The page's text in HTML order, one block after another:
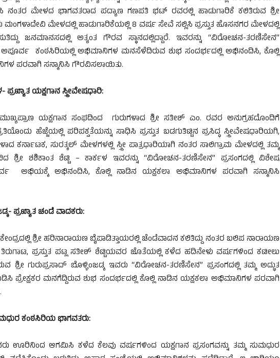
ನಂತರ ಮೇಳದ ಭಾಗವತರಾದ ಪದ್ಯಾಣ ಗಣಪತಿ ಭಟ್ ರವರಲ್ಲಿ ಹಾಡುಗಾರಿಕೆ ಕಲಿತಿರುವ ಶ್ರೀ
ಮಂಗಳಾದೇವಿ ಮೇಳದಲ್ಲಿ ಹಾಡುಗಾರಿಕೆಯಲ್ಲಿ 8 ವರ್ಷ ಸೇವೆ ಸಲ್ಲಿಸಿ ಪ್ರಸ್ತುತ ಹೊಸನಗರ ಮೇಳದಲ್ಲಿ
ಜನಮಾನಸದಲ್ಲಿ ಅತ್ಯಂತ ಗೌರವ ಸ್ಥಾನದಲ್ಲಿದ್ದಾರೆ. ಇವರನ್ನು “ವಿರೋಚನ-ತರಣಿಸೇನ”
ಅಪೂರ್ವ ಕಂಠಸಿರಿಯಲ್ಲಿ ಅಭಿಮಾನಿಗಳ ಮನಸೆಳೆದಿರುವ ಶುಭ ಸಂದರ್ಭದಲ್ಲಿ ಅಭಿನಂದಿಸಿ, ಕೊಲ್ಲಿ
ಪರವಾಗಿ ಸನ್ಮಾನಿಸಿ ಗೌರವಿಸಲಾಯಿತು.
ಪ್ರಖ್ಯಾತ ಯಕ್ಷಗಾನ ಸ್ತ್ರೀವೇಷಧಾರಿ:
ಯಕ್ಷಗಾನ ಸಂಘದಿಂದ ಗುರುಗಳಾದ ಶ್ರೀ ಸತೀಶ್ ಎಂ. ರವರ ಅನುಗ್ರಹದೊಂದಿಗೆ
ಹೆಜ್ಜೆಯಲ್ಲಿ ಪರಿಪಕ್ವತೆಯನ್ನು ಸಾಧಿಸಿ ಪ್ರಸ್ತುತ ಬಡಗುತಿಟ್ಟಿನ ಪ್ರಸಿದ್ಧ ಸ್ತ್ರೀವೇಷಧಾರಿಯಗಿ,
ಕರ್ನಾಟಕ, ಸುರತ್ಕಲ್ ಮೇಳಗಳಲ್ಲಿ ಸ್ತ್ರೀ ಪಾತ್ರಧಾರಿಯಾಗಿ ನಂತರ ಸಾಲಿಗ್ರಾಮ ಮೇಳದಲ್ಲಿ ತಮ್ಮ
ಶ್ರೀ ಶಶಿಕಾಂತ ಶೆಟ್ಟಿ – ಕಾರ್ಕಳ ಇವರನ್ನು “ವಿರೋಚನ-ತರಣಿಸೇನ” ಪ್ರಸಂಗದಲ್ಲಿ ವಿಶೇಷ
ಅಭಿಯಕ್ಕೆ ಅಭಿನಂದಿಸಿ, ಕೊಲ್ಲಿ ನಾಡಿನ ಯಕ್ಷಕಲಾ ಅಭಿಮಾನಿಗಳ ಪರವಾಗಿ ಸನ್ಮಾನಿಸಿ
ಪ್ರಖ್ಯಾತ ಚಂಡೆ ವಾದಕರು:
ಶ್ರೀ ಹರಿನಾರಾಯಣ ಬೈಪಾಡಿತ್ತಾಯರಲ್ಲಿ ಚೆಂಡೆವಾದನ ಕಲಿತಿದ್ದು ನಂತರ ಬಲಿಪ ನಾರಾಯಣ
ಪ್ರಸ್ತುತ ಪಟ್ಲ ಸತೀಶ್ ಶೆಟ್ಟಿಯವರ ಜೊತೆಯಲ್ಲಿ ಕಳೆದ ಹದಿನೇಳು ವರ್ಷಗಳಿಂದ ಕಟೀಲು
ಶ್ರೀ ಗುರುಪ್ರಸಾದ್ ಬೊಳ್ಳಿಂಜಡ್ಕ ಇವರು “ವಿರೋಚನ-ತರಣಿಸೇನ” ಪ್ರಸಂಗದಲ್ಲಿ ತಮ್ಮ ಅದ್ಭುತ
ಪ್ರೇಕ್ಷಕರ ಮನಗೆದ್ದಿರುವ ಶುಭ ಸಂದರ್ಭದಲ್ಲಿ ಕೊಲ್ಲಿ ನಾಡಿನ ಯಕ್ಷಕಲಾ ಅಭಿಮಾನಿಗಳ ಪರವಾಗಿ
ಕಂಠಸಿರಿಯ ಭಾಗವತರು:
ಊರಿನಿಂದ ಆಗಮಿಸಿ ಕಳೆದ ಕೆಲವು ವರ್ಷಗಳಿಂದ ಯಕ್ಷಗಾನ ಪ್ರಸಂಗವನ್ನು ತಮ್ಮ ಸುಮಧುರ